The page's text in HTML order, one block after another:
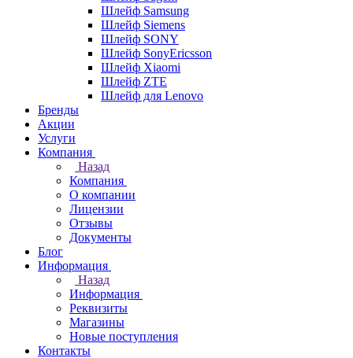
Шлейф Samsung
Шлейф Siemens
Шлейф SONY
Шлейф SonyEricsson
Шлейф Xiaomi
Шлейф ZTE
Шлейф для Lenovo
Бренды
Акции
Услуги
Компания
Назад
Компания
О компании
Лицензии
Отзывы
Документы
Блог
Информация
Назад
Информация
Реквизиты
Магазины
Новые поступления
Контакты